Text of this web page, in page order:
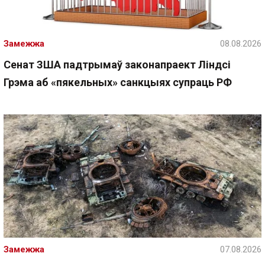
Сенат ЗША падтрымаў законапраект Ліндсі
Грэма аб «пякельных» санкцыях супраць РФ
Замежжа 08.08.2026
Замежжа 07.08.2026